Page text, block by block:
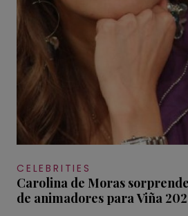
CELEBRITIES
Carolina de Moras
de animadores para Viña